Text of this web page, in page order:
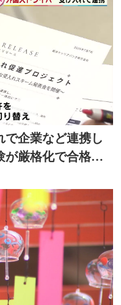
で企業など連携し
厳格化で合格率